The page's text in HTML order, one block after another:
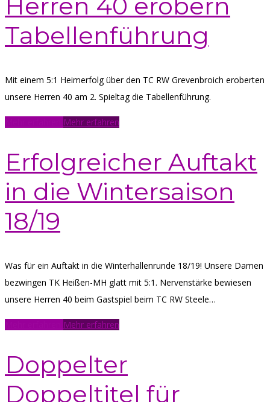
Tabellenführung
Mit einem 5:1 Heimerfolg über den TC RW Grevenbroich eroberten
unsere Herren 40 am 2. Spieltag die Tabellenführung.
Mehr erfahren
Erfolgreicher Auftakt
in die Wintersaison
18/19
Was für ein Auftakt in die Winterhallenrunde 18/19! Unsere Damen
bezwingen TK Heißen-MH glatt mit 5:1. Nervenstärke bewiesen
unsere Herren 40 beim Gastspiel beim TC RW Steele…
Mehr erfahren
Doppelter
Doppeltitel für